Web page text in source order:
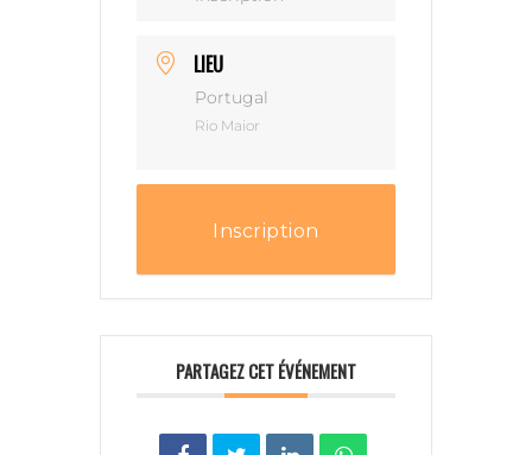
LIEU
Portugal
Rio Maior
Inscription
PARTAGEZ CET ÉVÉNEMENT